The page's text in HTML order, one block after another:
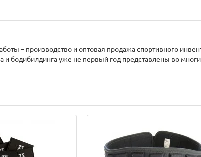
– производство и оптовая продажа спортивного
и бодибилдинга уже не первый год представлены во